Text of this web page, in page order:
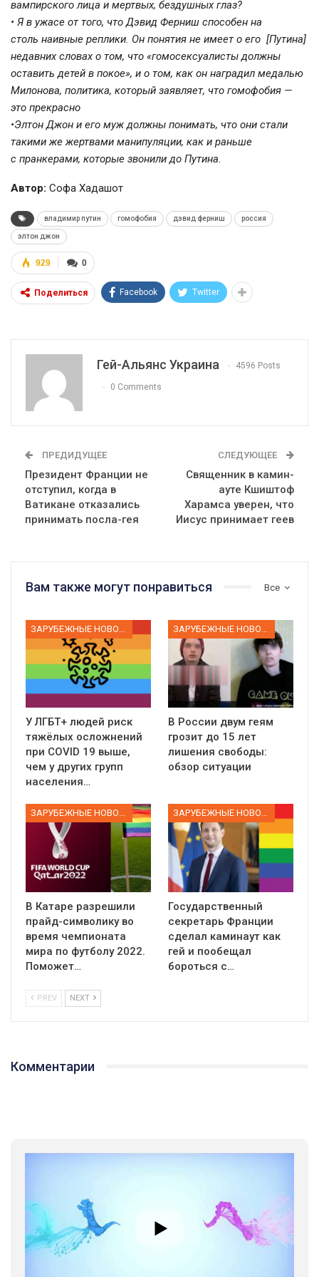
вампирского лица и мертвых, бездушных глаз?
• Я в ужасе от того, что Дэвид Ферниш способен на
столь наивные реплики. Он понятия не имеет о его [Путина]
недавних словах о том, что «гомосексуалисты должны
оставить детей в покое», и о том, как он наградил медалью
Милонова, политика, который заявляет, что гомофобия —
это прекрасно
•Элтон Джон и его муж должны понимать, что они стали
такими же жертвами манипуляции, как и раньше
с пранкерами, которые звонили до Путина.
Автор: Софа Хадашот
владимир путин гомофобия дэвид ферниш россия
элтон джон
0
929
Поделиться Facebook Twitter
Гей-Альянс Украина 4596 Posts
0 Comments
ПРЕДИДУЩЕЕ
Президент Франции не
отступил, когда в
Ватикане отказались
принимать посла-гея
СЛЕДУЮЩЕЕ
Священник в камин-
ауте Кшиштоф
Харамса уверен, что
Иисус принимает геев
Все
Вам также могут понравиться
ЗАРУБЕЖНЫЕ НОВОСТИ
У ЛГБТ+ людей риск
тяжёлых осложнений
при COVID 19 выше,
чем у других групп
населения…
ЗАРУБЕЖНЫЕ НОВОСТИ
В России двум геям
грозит до 15 лет
лишения свободы:
обзор ситуации
ЗАРУБЕЖНЫЕ НОВОСТИ
В Катаре разрешили
прайд-символику во
время чемпионата
мира по футболу 2022.
Поможет…
ЗАРУБЕЖНЫЕ НОВОСТИ
Государственный
секретарь Франции
сделал каминаут как
гей и пообещал
бороться с…
PREV NEXT
Комментарии
01:01
17 травня IDAHO. Міжнародний день боротьби з гомофобією трансфобією і біфобія.